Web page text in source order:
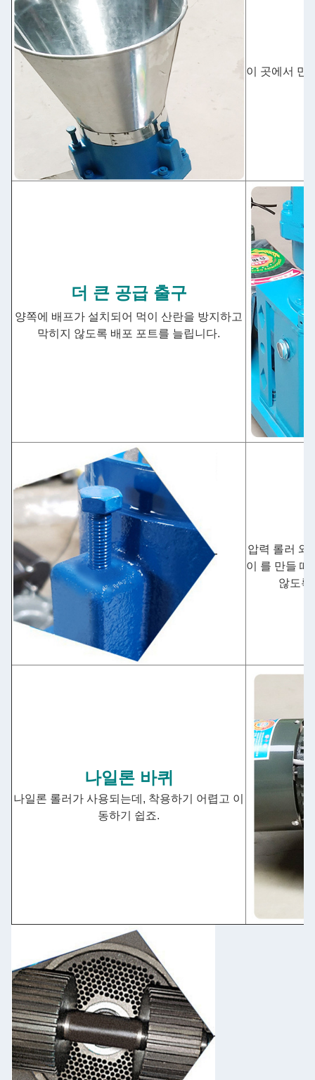
이 곳에서 만
더 큰 공급 출구
양쪽에 배프가 설치되어 먹이 산란을 방지하고
막히지 않도록 배포 포트를 늘립니다.
압력 롤러 와
이 를 만들 때
않도록
나일론 바퀴
나일론 롤러가 사용되는데, 착용하기 어렵고 이
동하기 쉽죠.